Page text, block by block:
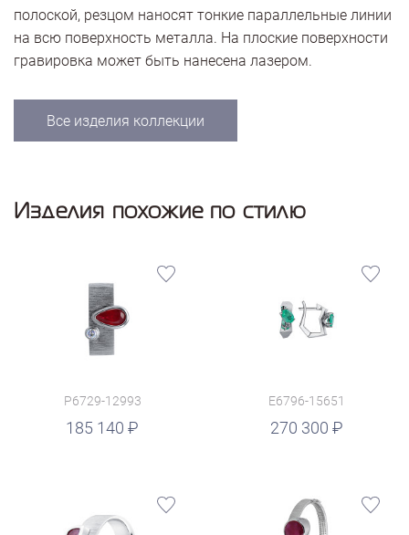
полоской, резцом наносят тонкие параллельные линии
на всю поверхность металла. На плоские поверхности
гравировка может быть нанесена лазером.
Все изделия коллекции
Изделия похожие по стилю
P6729-12993
185 140
E6796-15651
270 300
руб.